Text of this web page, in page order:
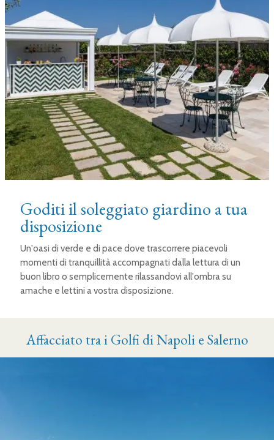
Goditi il soleggiato giardino a tua
disposizione
Un'oasi di verde e di pace dove trascorrere piacevoli
momenti di tranquillità accompagnati dalla lettura di un
buon libro o semplicemente rilassandovi all'ombra su
amache e lettini a vostra disposizione.
Affacciato tra i Golfi di Napoli e Salerno